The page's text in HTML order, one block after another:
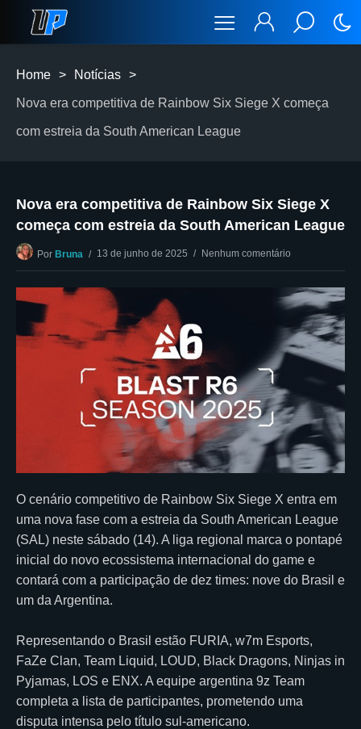
Home > Notícias >
Nova era competitiva de Rainbow Six Siege X começa
com estreia da South American League
Nova era competitiva de Rainbow Six Siege X
começa com estreia da South American League
Por Bruna 13 de junho de 2025 Nenhum comentário
O cenário competitivo de Rainbow Six Siege X entra em
uma nova fase com a estreia da South American League
(SAL) neste sábado (14). A liga regional marca o pontapé
inicial do novo ecossistema internacional do game e
contará com a participação de dez times: nove do Brasil e
um da Argentina.
Representando o Brasil estão FURIA, w7m Esports,
FaZe Clan, Team Liquid, LOUD, Black Dragons, Ninjas in
Pyjamas, LOS e ENX. A equipe argentina 9z Team
completa a lista de participantes, prometendo uma
disputa intensa pelo título sul-americano.